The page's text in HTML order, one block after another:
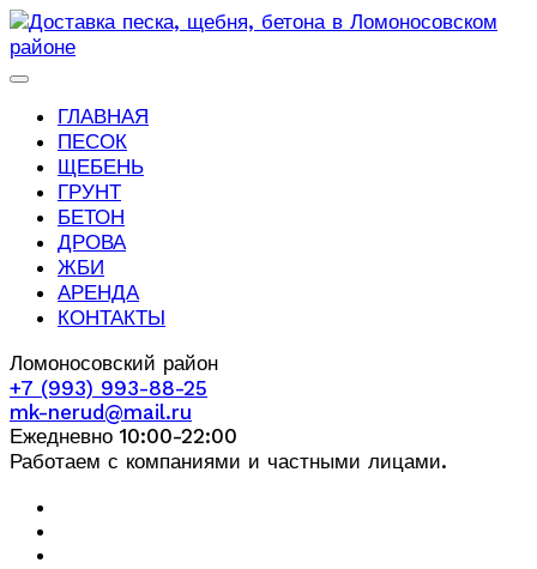
ГЛАВНАЯ
ПЕСОК
ЩЕБЕНЬ
ГРУНТ
БЕТОН
ДРОВА
ЖБИ
АРЕНДА
КОНТАКТЫ
Ломоносовский район
+7 (993) 993-88-25
mk-nerud@mail.ru
Ежедневно 10:00-22:00
Работаем с компаниями и частными лицами.